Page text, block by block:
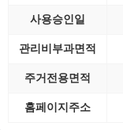
사용승인일
관리비부과면적
주거전용면적
홈페이지주소